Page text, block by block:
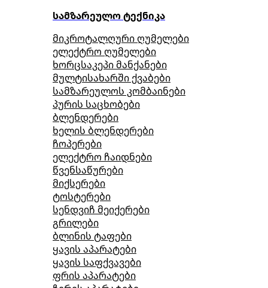
სამზარეულო ტექნიკა
მიკროტალღური ღუმელები
ელექტრო ღუმელები
ხორცსაკეპი მანქანები
მულტისახარში ქვაბები
სამზარეულოს კომბაინები
პურის საცხობები
ბლენდერები
ხელის ბლენდერები
ჩოპერები
ელექტრო ჩაიდნები
წვენსაწურები
მიქსერები
ტოსტერები
სენდვიჩ მეიქერები
გრილები
ბლინის ტაფები
ყავის აპარატები
ყავის საფქვავები
ფრის აპარატები